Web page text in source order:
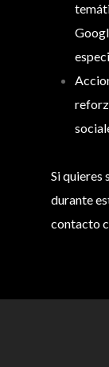
Si quieres
durante
contacto